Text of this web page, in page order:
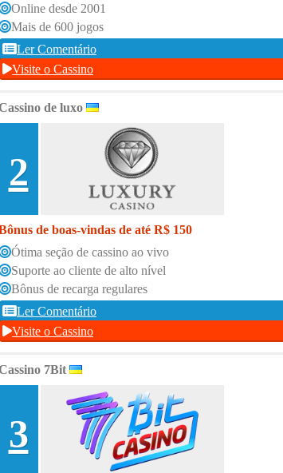
Online desde 2001
Mais de 600 jogos
Ler Comentário
Visite o Cassino
de luxo
2
de boas-vindas de até R$ 150
Ótima seção de cassino ao vivo
Suporte ao cliente de alto nível
Bônus de recarga regulares
Ler Comentário
Visite o Cassino
7Bit
3